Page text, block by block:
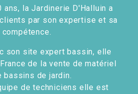
ans, la Jardinerie D'Halluin a
par son expertise et sa
compétence.
son site expert bassin, elle
de la vente de matériel
bassins de jardin.
de techniciens elle est